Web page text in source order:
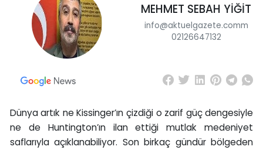
MEHMET SEBAH YİĞİT
info@aktuelgazete.comm
02126647132
Dünya artık ne Kissinger’ın çizdiği o zarif güç dengesiyle
ne de Huntington’ın ilan ettiği mutlak medeniyet
saflarıyla açıklanabiliyor. Son birkaç gündür bölgeden